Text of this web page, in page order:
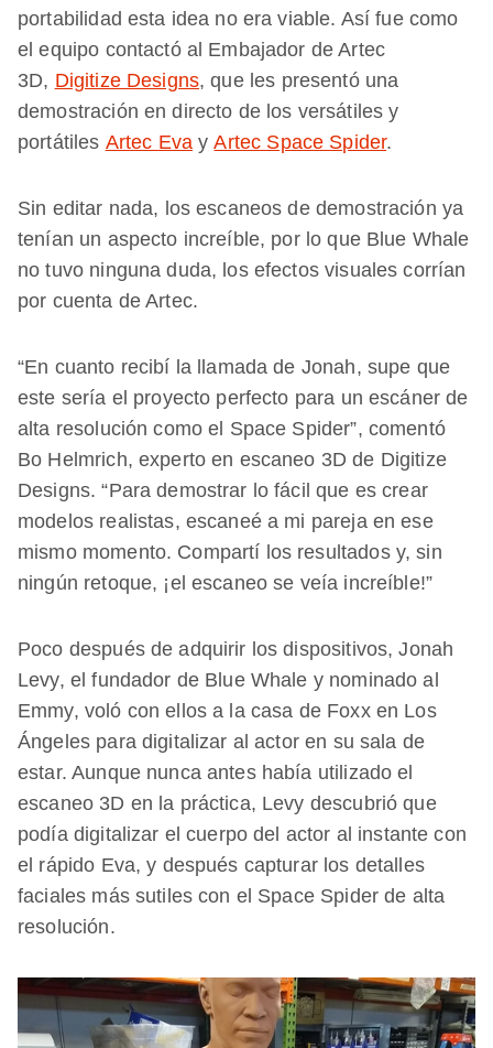
portabilidad esta idea no era viable. Así fue como
el equipo contactó al Embajador de Artec
3D, Digitize Designs, que les presentó una
demostración en directo de los versátiles y
portátiles Artec Eva yArtec Space Spider.
Sin editar nada, los escaneos de demostración ya
tenían un aspecto increíble, por lo que Blue Whale
no tuvo ninguna duda, los efectos visuales corrían
por cuenta de Artec.
“En cuanto recibí la llamada de Jonah, supe que
este sería el proyecto perfecto para un escáner de
alta resolución como el Space Spider”, comentó
Bo Helmrich, experto en escaneo 3D de Digitize
Designs. “Para demostrar lo fácil que es crear
modelos realistas, escaneé a mi pareja en ese
mismo momento. Compartí los resultados y, sin
ningún retoque, ¡el escaneo se veía increíble!”
Poco después de adquirir los dispositivos, Jonah
Levy, el fundador de Blue Whale y nominado al
Emmy, voló con ellos a la casa de Foxx en Los
Ángeles para digitalizar al actor en su sala de
estar. Aunque nunca antes había utilizado el
escaneo 3D en la práctica, Levy descubrió que
podía digitalizar el cuerpo del actor al instante con
el rápido Eva, y después capturar los detalles
faciales más sutiles con el Space Spider de alta
resolución.